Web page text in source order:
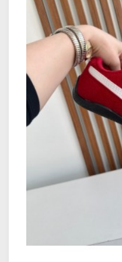
içerisinde kayıtlı
iletilmektedir. SMS
numarası ile
https://
kargonuzun
Kargoya teslim
Kargo aracılığı ile
içerisinde teslimatı
teslimat günleri il ve
göstermektedir.
Kargo Teslimat
Hafta İçi: 09:00 –
Cumartesi: 09:00
Pazar (Teslimat